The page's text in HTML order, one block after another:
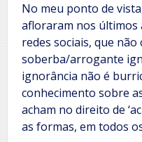
No meu ponto de
afloraram nos últimos
redes sociais, que não
soberba/arrogante
ignorância não é
conhecimento sobre
acham no direito de
as formas, em todos